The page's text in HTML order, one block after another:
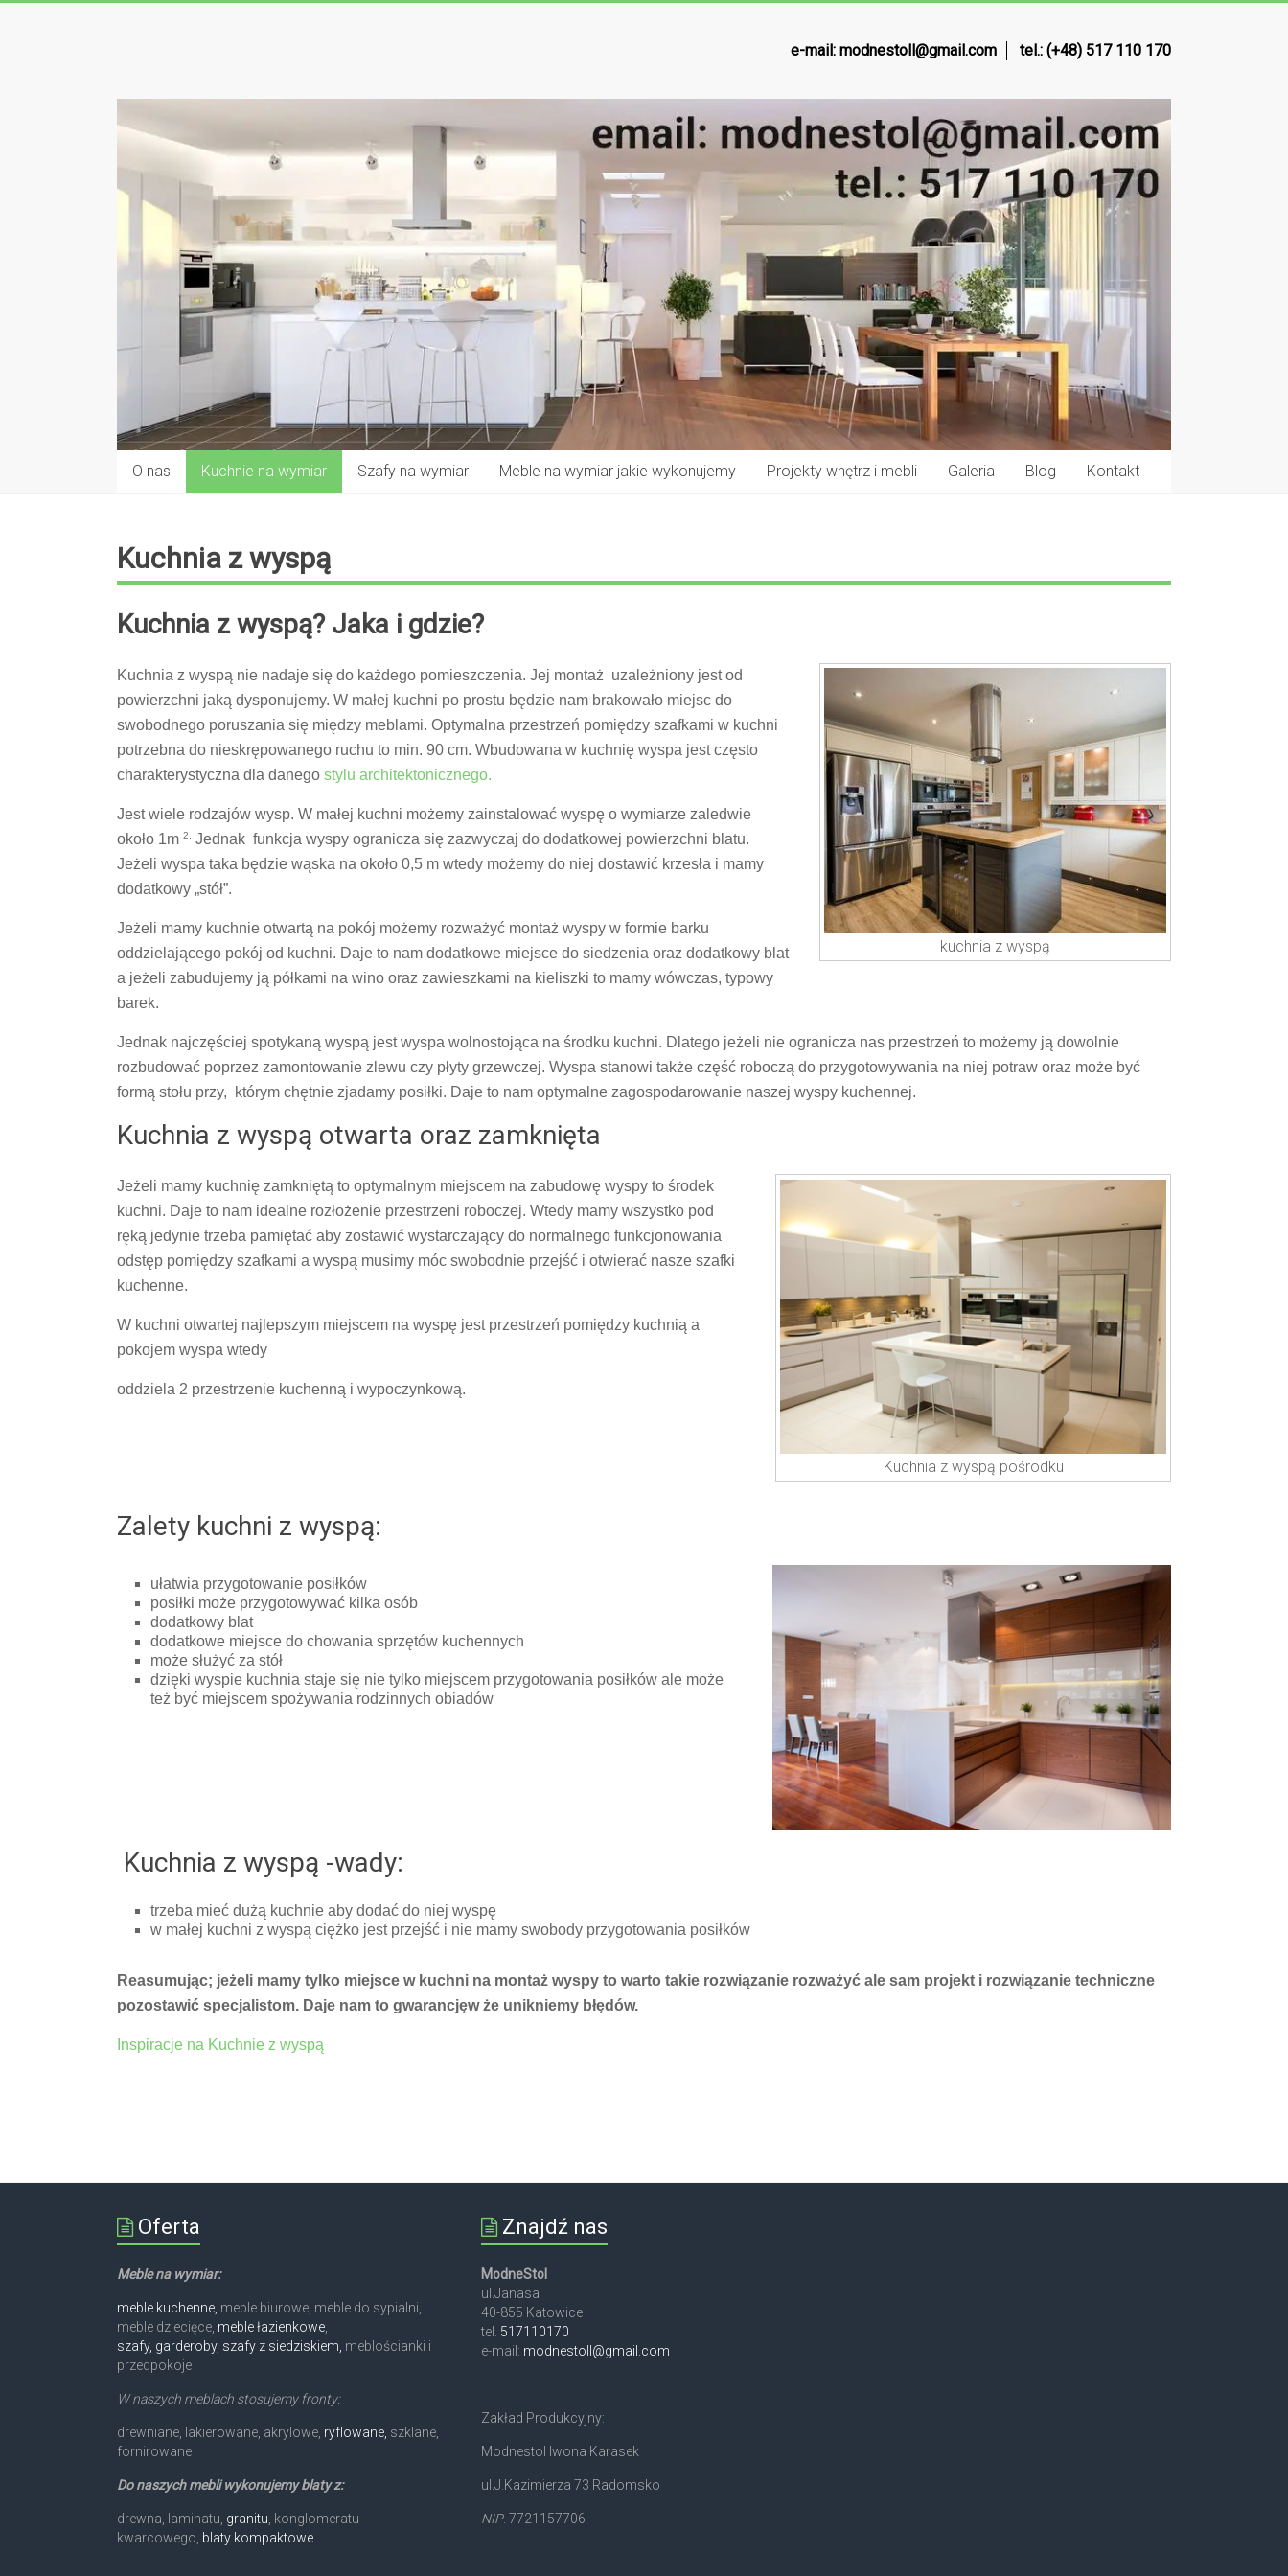
e-mail: modnestoll@gmail.com tel.: (+48) 517 110 170
O nas Kuchnie na wymiar Szafy na wymiar Meble na wymiar jakie wykonujemy Projekty wnętrz i mebli Galeria Blog Kontakt
Kuchnia z wyspą
Kuchnia z wyspą? Jaka i gdzie?
kuchnia z wyspą
Kuchnia z wyspą nie nadaje się do każdego pomieszczenia. Jej montaż uzależniony jest od
powierzchni jaką dysponujemy. W małej kuchni po prostu będzie nam brakowało miejsc do
swobodnego poruszania się między meblami. Optymalna przestrzeń pomiędzy szafkami w kuchni
potrzebna do nieskrępowanego ruchu to min. 90 cm. Wbudowana w kuchnię wyspa jest często
charakterystyczna dla danego stylu architektonicznego.
Jest wiele rodzajów wysp. W małej kuchni możemy zainstalować wyspę o wymiarze zaledwie
około 1m 2. Jednak funkcja wyspy ogranicza się zazwyczaj do dodatkowej powierzchni blatu.
Jeżeli wyspa taka będzie wąska na około 0,5 m wtedy możemy do niej dostawić krzesła i mamy
dodatkowy „stół”.
Jeżeli mamy kuchnie otwartą na pokój możemy rozważyć montaż wyspy w formie barku
oddzielającego pokój od kuchni. Daje to nam dodatkowe miejsce do siedzenia oraz dodatkowy blat
a jeżeli zabudujemy ją półkami na wino oraz zawieszkami na kieliszki to mamy wówczas, typowy
barek.
Jednak najczęściej spotykaną wyspą jest wyspa wolnostojąca na środku kuchni. Dlatego jeżeli nie ogranicza nas przestrzeń to możemy ją dowolnie
rozbudować poprzez zamontowanie zlewu czy płyty grzewczej. Wyspa stanowi także część roboczą do przygotowywania na niej potraw oraz może być
formą stołu przy, którym chętnie zjadamy posiłki. Daje to nam optymalne zagospodarowanie naszej wyspy kuchennej.
Kuchnia z wyspą otwarta oraz zamknięta
Kuchnia z wyspą pośrodku
Jeżeli mamy kuchnię zamkniętą to optymalnym miejscem na zabudowę wyspy to środek
kuchni. Daje to nam idealne rozłożenie przestrzeni roboczej. Wtedy mamy wszystko pod
ręką jedynie trzeba pamiętać aby zostawić wystarczający do normalnego funkcjonowania
odstęp pomiędzy szafkami a wyspą musimy móc swobodnie przejść i otwierać nasze szafki
kuchenne.
W kuchni otwartej najlepszym miejscem na wyspę jest przestrzeń pomiędzy kuchnią a
pokojem wyspa wtedy
oddziela 2 przestrzenie kuchenną i wypoczynkową.
Zalety kuchni z wyspą:
ułatwia przygotowanie posiłków
posiłki może przygotowywać kilka osób
dodatkowy blat
dodatkowe miejsce do chowania sprzętów kuchennych
może służyć za stół
dzięki wyspie kuchnia staje się nie tylko miejscem przygotowania posiłków ale może
też być miejscem spożywania rodzinnych obiadów
Kuchnia z wyspą -wady:
trzeba mieć dużą kuchnie aby dodać do niej wyspę
w małej kuchni z wyspą ciężko jest przejść i nie mamy swobody przygotowania posiłków
Reasumując; jeżeli mamy tylko miejsce w kuchni na montaż wyspy to warto takie rozwiązanie rozważyć ale sam projekt i rozwiązanie techniczne
pozostawić specjalistom. Daje nam to gwarancjęw że unikniemy błędów.
Inspiracje na Kuchnie z wyspą
Oferta
Meble na wymiar:
meble kuchenne, meble biurowe, meble do sypialni,
meble dziecięce, meble łazienkowe
szafy, garderoby, szafy z siedziskiem, meblościanki i
przedpokoje
W naszych meblach stosujemy fronty:
drewniane, lakierowane, akrylowe, ryflowane, szklane,
fornirowane
Do naszych mebli wykonujemy blaty z:
drewna, laminatu, granitu , konglomeratu
kwarcowego, blaty kompaktowe
Znajdź nas
ModneStol
ul.Janasa
40-855 Katowice
tel. 517110170
e-mail: modnestoll@gmail.com
Zakład Produkcyjny:
Modnestol Iwona Karasek
ul.J.Kazimierza 73 Radomsko
NIP. 7721157706